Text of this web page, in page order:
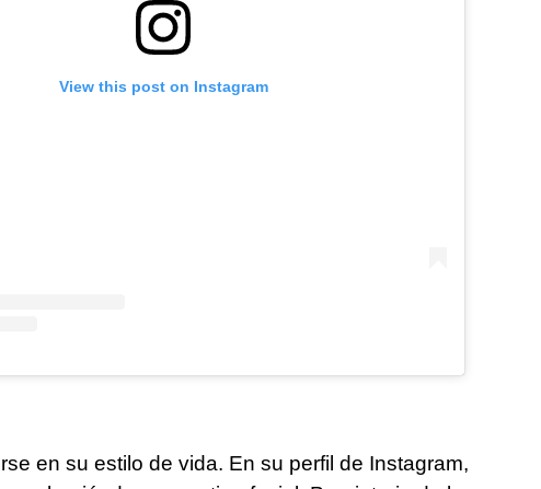
View this post on Instagram
en su estilo de vida. En su perfil de Instagram,